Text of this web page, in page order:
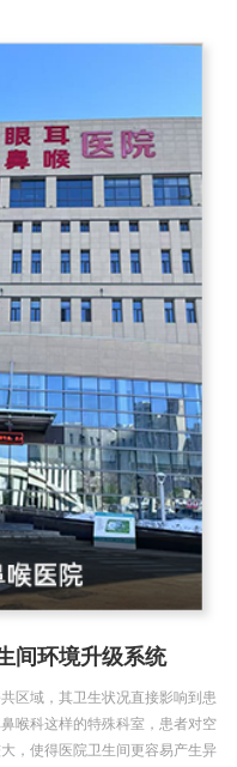
间环境升级系统
区域，其卫生状况直接影响到患
喉科这样的特殊科室，患者对空
，使得医院卫生间更容易产生异